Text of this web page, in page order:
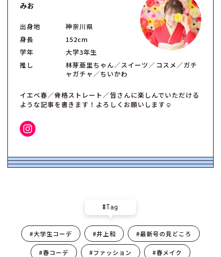
みお
出身地
神奈川県
身長
152cm
学年
大学3年生
推し
林芽亜里ちゃん／スイーツ／コスメ／ガチ
ャガチャ／ちいかわ
イエベ春／骨格ストレート／皆さんに楽しんでいただける
ような記事を書きます！よろしくお願いします☺︎
#Tag
#大学生コーデ #井上和 #最新号の見どころ
#春コーデ #ファッション #春メイク